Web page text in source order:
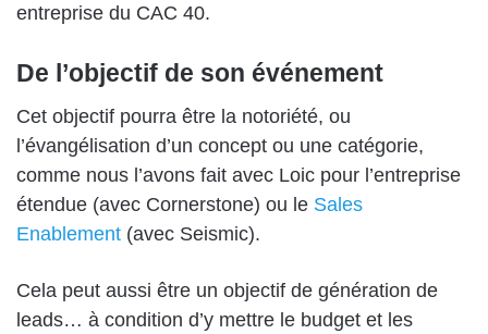
entreprise du CAC 40.
De l’objectif de son événement
Cet objectif pourra être la notoriété, ou
l’évangélisation d’un concept ou une catégorie,
comme nous l’avons fait avec Loic pour l’entreprise
étendue (avec Cornerstone) ou le Sales
Enablement (avec Seismic).
Cela peut aussi être un objectif de génération de
leads… à condition d’y mettre le budget et les